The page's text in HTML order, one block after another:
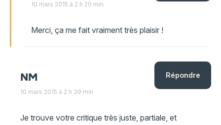
10 mars 2015 à 2 h 20 min
Merci, ça me fait vraiment très plaisir !
NM
10 mars 2015 à 2 h 39 min
Je trouve votre critique très juste, partiale, et
Répondre